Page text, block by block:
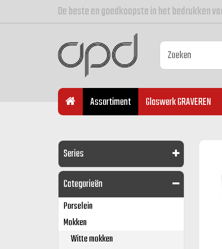
De beste en goedkoopste in het bedrukken
Assortiment Glaswerk GRAVEREN
Series
Categorieën
Porselein
Mokken
Witte mokken